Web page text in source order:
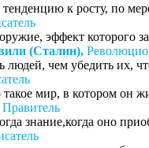
к росту, по
эффект которого
(Сталин),
людей, чем убедить их,
такое мир, в котором он
Правитель
знание,когда оно